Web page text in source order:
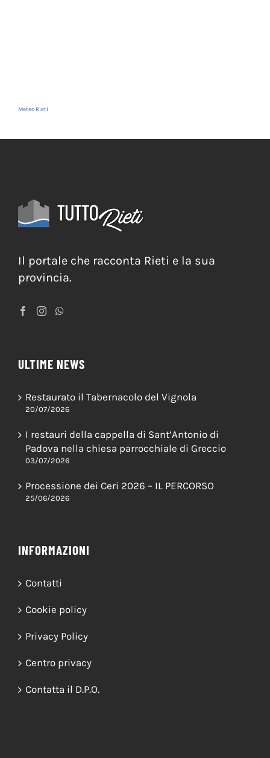
Meteo Rieti
Il portale che racconta Rieti e la sua
provincia.
ULTIME NEWS
Restaurato il Tabernacolo del Vignola
20/07/2026
I restauri della cappella di Sant’Antonio di
Padova nella chiesa parrocchiale di Greccio
03/07/2026
Processione dei Ceri 2026 – IL PERCORSO
25/06/2026
INFORMAZIONI
Contatti
Cookie policy
Privacy Policy
Centro privacy
Contatta il D.P.O.